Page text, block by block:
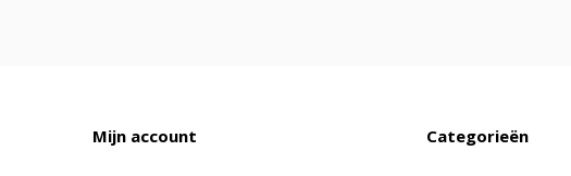
Mijn account Categorieën